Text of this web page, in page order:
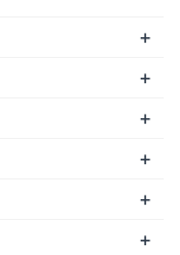
+
+
+
+
+
+